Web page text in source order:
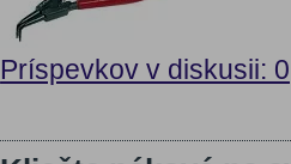
Príspevkov v diskusii: 0